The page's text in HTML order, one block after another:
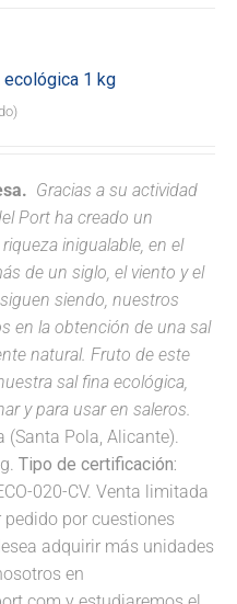
ecológica 1 kg
Gracias a su actividad
Port ha creado un
inigualable, en el
de un siglo, el viento y el
siendo, nuestros
en la obtención de una sal
natural. Fruto de este
sal fina ecológica,
y para usar en saleros.
(Santa Pola, Alicante).
Tipo de certificación:
020-CV. Venta limitada
por cuestiones
adquirir más unidades
en